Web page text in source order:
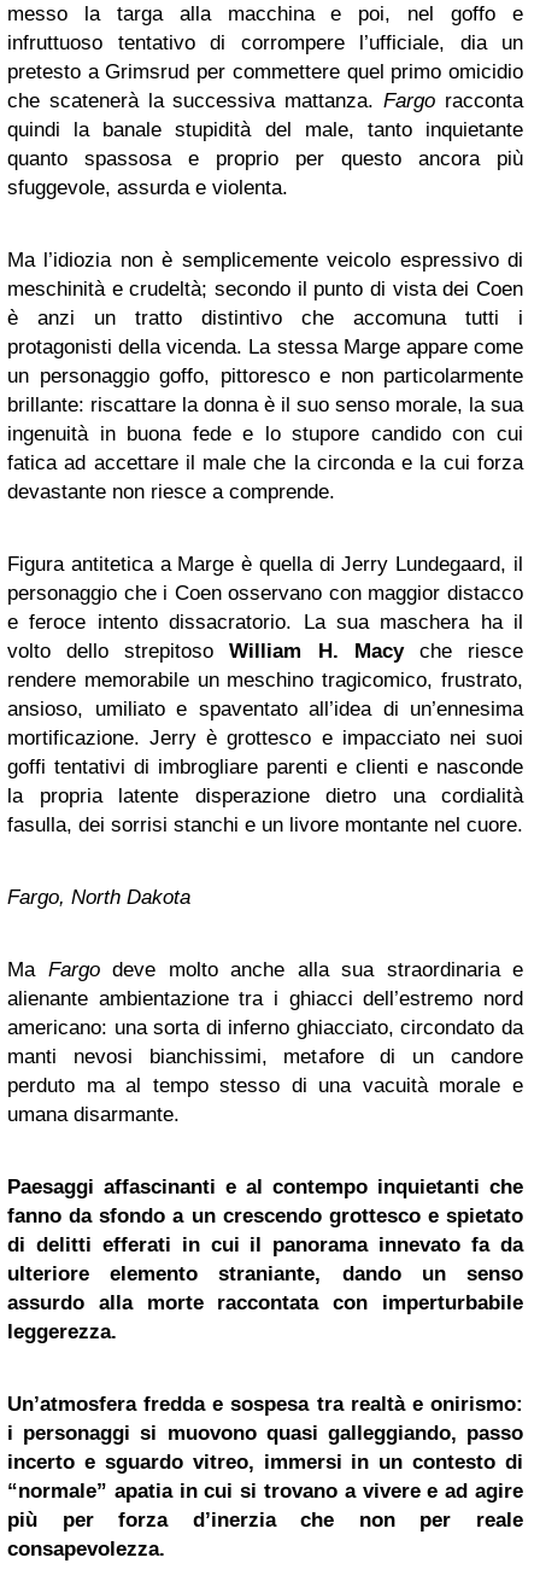
messo la targa alla macchina e poi, nel goffo e
infruttuoso tentativo di corrompere l’ufficiale, dia un
pretesto a Grimsrud per commettere quel primo omicidio
che scatenerà la successiva mattanza.Fargo racconta
quindi la banale stupidità del male, tanto inquietante
quanto spassosa e proprio per questo ancora più
sfuggevole, assurda e violenta.
Ma l’idiozia non è semplicemente veicolo espressivo di
meschinità e crudeltà; secondo il punto di vista dei Coen
è anzi un tratto distintivo che accomuna tutti i
protagonisti della vicenda. La stessa Marge appare come
un personaggio goffo, pittoresco e non particolarmente
brillante: riscattare la donna è il suo senso morale, la sua
ingenuità in buona fede e lo stupore candido con cui
fatica ad accettare il male che la circonda e la cui forza
devastante non riesce a comprende.
Figura antitetica a Marge è quella di Jerry Lundegaard, il
personaggio che i Coen osservano con maggior distacco
e feroce intento dissacratorio. La sua maschera ha il
volto dello strepitosoWilliam H. Macyche riesce
rendere memorabile un meschino tragicomico, frustrato,
ansioso, umiliato e spaventato all’idea di un’ennesima
mortificazione. Jerry è grottesco e impacciato nei suoi
goffi tentativi di imbrogliare parenti e clienti e nasconde
la propria latente disperazione dietro una cordialità
fasulla, dei sorrisi stanchi e un livore montante nel cuore.
Fargo, North Dakota
Ma Fargodeve molto anche alla sua straordinaria e
alienante ambientazione tra i ghiacci dell’estremo nord
americano: una sorta di inferno ghiacciato, circondato da
manti nevosi bianchissimi, metafore di un candore
perduto ma al tempo stesso di una vacuità morale e
umana disarmante.
Paesaggi affascinanti e al contempo inquietanti che
fanno da sfondo a un crescendo grottesco e spietato
di delitti efferati in cui il panorama innevato fa da
ulteriore elemento straniante, dando un senso
assurdo alla morte raccontata con imperturbabile
leggerezza.
Un’atmosfera fredda e sospesa tra realtà e onirismo:
i personaggi si muovono quasi galleggiando, passo
incerto e sguardo vitreo, immersi in un contesto di
“normale” apatia in cui si trovano a vivere e ad agire
più per forza d’inerzia che non per reale
consapevolezza.